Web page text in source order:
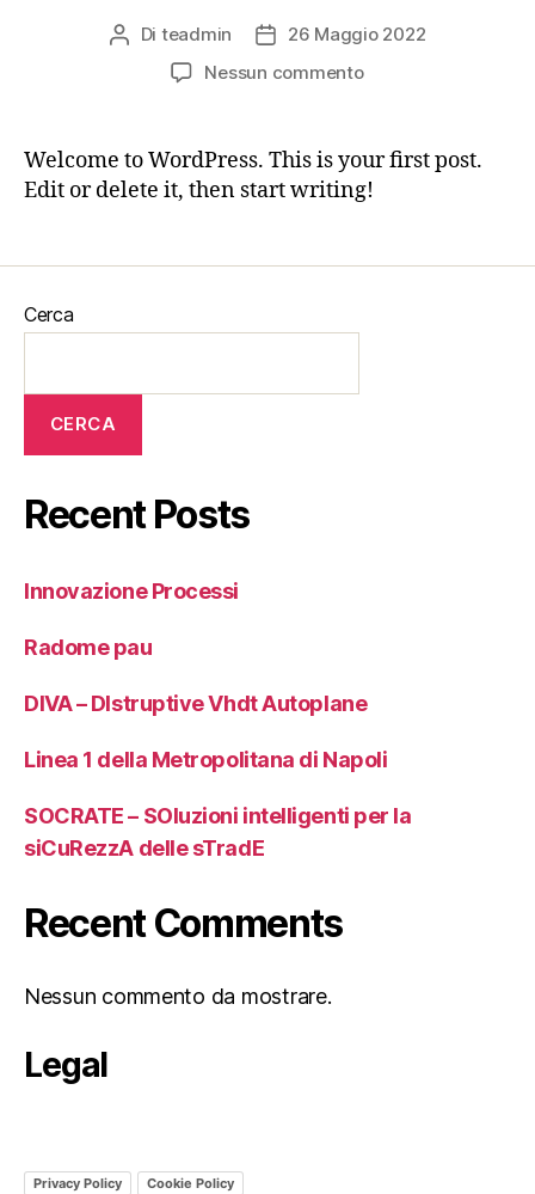
Di teadmin
26 Maggio 2022
Nessun commento
Welcome to WordPress. This is your first post.
Edit or delete it, then start writing!
Cerca
CERCA
Recent Posts
Innovazione Processi
Radome pau
DIVA – DIstruptive Vhdt Autoplane
Linea 1 della Metropolitana di Napoli
SOCRATE – SOluzioni intelligenti per la
siCuRezzA delle sTradE
Recent Comments
Nessun commento da mostrare.
Legal
Privacy Policy Cookie Policy